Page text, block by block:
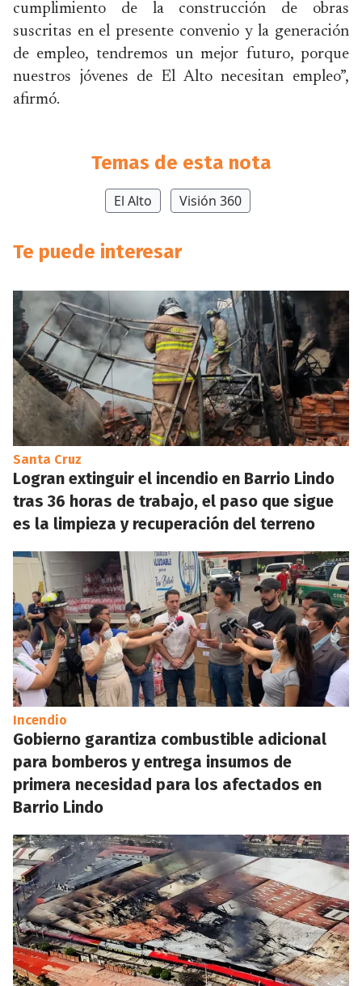
cumplimiento de la construcción de obras
suscritas en el presente convenio y la generación
de empleo, tendremos un mejor futuro, porque
nuestros jóvenes de El Alto necesitan empleo”,
afirmó.
Temas de esta nota
El Alto Visión 360
Te puede interesar
Santa Cruz
Logran extinguir el incendio en Barrio Lindo
tras 36 horas de trabajo, el paso que sigue
es la limpieza y recuperación del terreno
Incendio
Gobierno garantiza combustible adicional
para bomberos y entrega insumos de
primera necesidad para los afectados en
Barrio Lindo